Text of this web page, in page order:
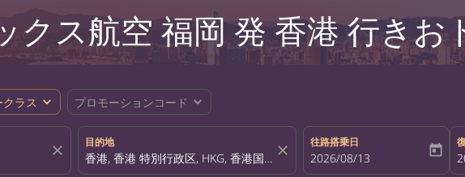
クス航空 福岡 発 香港 行きお
ラス expand_more プロモーションコード expand_more
close
目的地
close
往路搭乗日
fc-booking-departure-date-
2026/08/13 today